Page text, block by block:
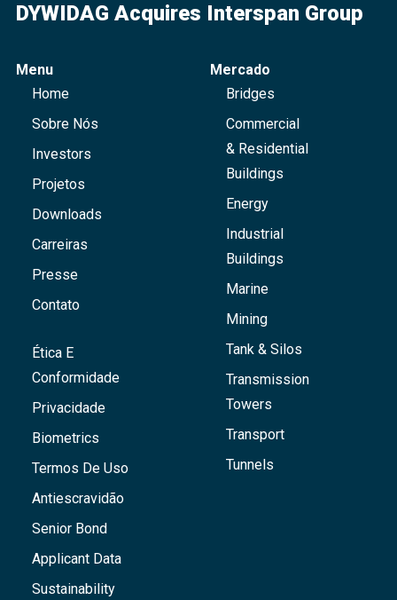
DYWIDAG Acquires Interspan Group
Menu
Home
Sobre Nós
Investors
Projetos
Downloads
Carreiras
Presse
Contato
Ética E
Conformidade
Privacidade
Biometrics
Termos De Uso
Antiescravidão
Senior Bond
Applicant Data
Sustainability
Mercado
Bridges
Commercial
& Residential
Buildings
Energy
Industrial
Buildings
Marine
Mining
Tank & Silos
Transmission
Towers
Transport
Tunnels